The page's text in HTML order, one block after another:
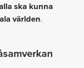
ska kunna
världen.